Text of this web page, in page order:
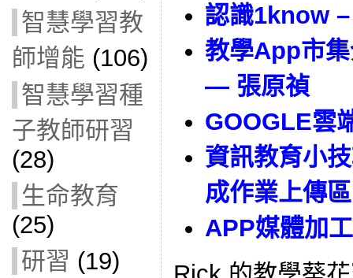
智慧學習教
師增能 (106)
智慧學習種
子教師研習
(28)
生命教育
(25)
研習 (19)
認識1know
教學App市
— 張原禎
GOOGLE雲
資訊教育小
成作業上傳區
APP媒體加